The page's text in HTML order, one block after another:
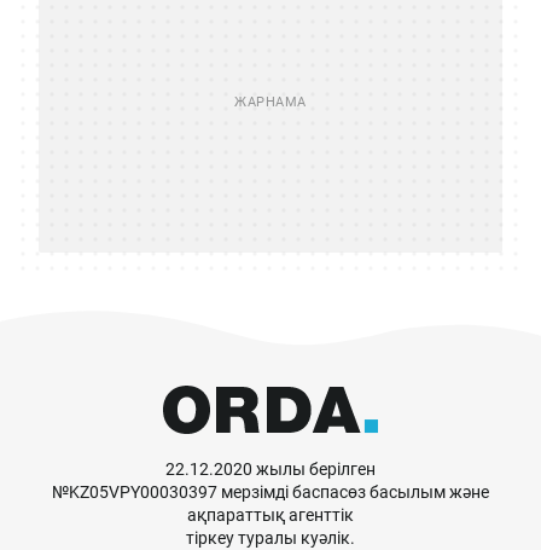
22.12.2020 жылы берілген
№KZ05VPY00030397 мерзімді баспасөз басылым және
ақпараттық агенттік
тіркеу туралы куәлік.